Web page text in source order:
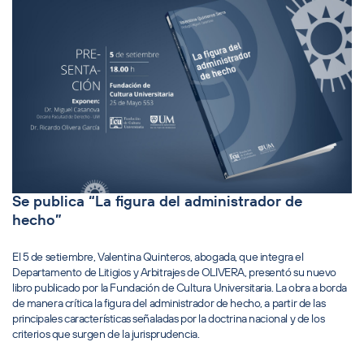
Se publica “La figura del administrador de
hecho”
El 5 de setiembre, Valentina Quinteros, abogada, que integra el
Departamento de Litigios y Arbitrajes de OLIVERA, presentó su nuevo
libro publicado por la Fundación de Cultura Universitaria. La obra a borda
de manera crítica la figura del administrador de hecho, a partir de las
principales características señaladas por la doctrina nacional y de los
criterios que surgen de la jurisprudencia.